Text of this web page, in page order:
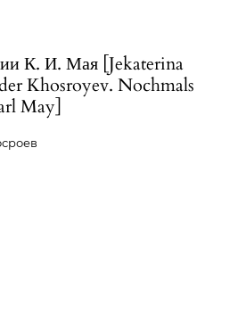
К. И. Мая [Jekaterina
Khosroyev. Nochmals
May]